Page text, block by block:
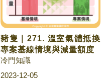
豬隻｜271. 溫室氣體抵換
專案基線情境與減量額度
冷門知識
2023-12-05